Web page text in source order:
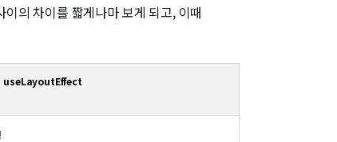
의 차이를 짧게나마 보게 되고, 이때
useLayoutEffect